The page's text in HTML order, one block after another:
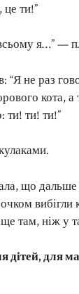
ти!”
я…” —
“Я не раз
кота,
ти! ти! ти!”
що дальше
вибігли
там, ніж у
для